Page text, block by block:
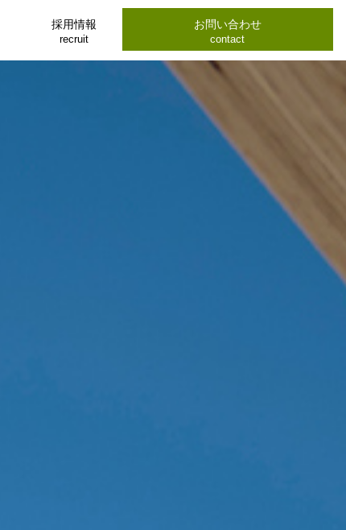
採用情報
recruit
お問い合わせ
contact